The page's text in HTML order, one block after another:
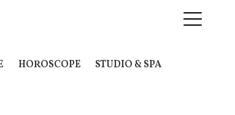
HOROSCOPE STUDIO & SPA